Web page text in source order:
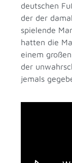
deutschen
der der
spielende
hatten die
einem
der
jemals